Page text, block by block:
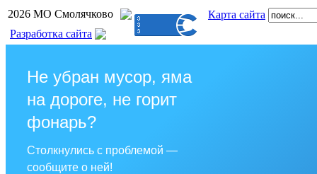
2026 МО Смолячково
Карта сайта
Разработка сайта
Не убран мусор, яма
на дороге, не горит
фонарь?
Столкнулись с проблемой —
сообщите о ней!